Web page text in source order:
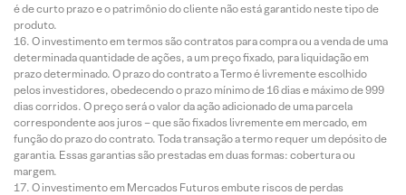
é de curto prazo e o patrimônio do cliente não está garantido neste tipo de
produto.
O investimento em termos são contratos para compra ou a venda de uma
determinada quantidade de ações, a um preço fixado, para liquidação em
prazo determinado. O prazo do contrato a Termo é livremente escolhido
pelos investidores, obedecendo o prazo mínimo de 16 dias e máximo de 999
dias corridos. O preço será o valor da ação adicionado de uma parcela
correspondente aos juros – que são fixados livremente em mercado, em
função do prazo do contrato. Toda transação a termo requer um depósito de
garantia. Essas garantias são prestadas em duas formas: cobertura ou
margem.
O investimento em Mercados Futuros embute riscos de perdas